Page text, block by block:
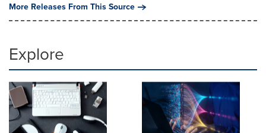
More Releases From This Source
Explore